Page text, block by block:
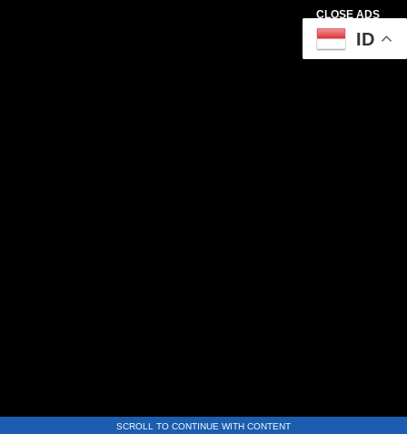
CLOSE ADS
SCROLL TO CONTINUE WITH CONTENT
ID